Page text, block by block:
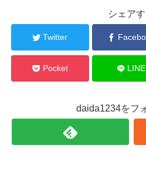
シェア
Twitter
Pocket LINE
daida1234をフ